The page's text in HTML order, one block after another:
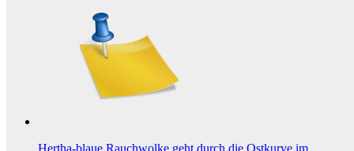
Hertha-blaue Rauchwolke geht durch die Ostkurve im…